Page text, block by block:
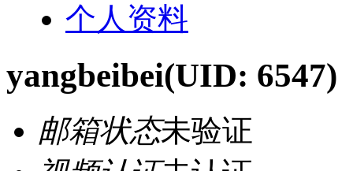
个人资料
yangbeibei(UID: 6547)
邮箱状态未验证